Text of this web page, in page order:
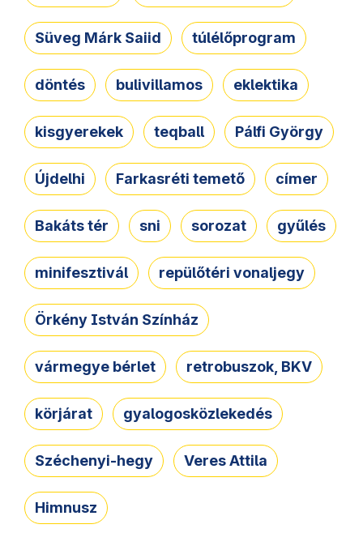
Süveg Márk Saiid túlélőprogram
döntés bulivillamos eklektika
kisgyerekek teqball Pálfi György
Újdelhi Farkasréti temető címer
Bakáts tér sni sorozat gyűlés
minifesztivál repülőtéri vonaljegy
Örkény István Színház
vármegye bérlet retrobuszok, BKV
körjárat gyalogosközlekedés
Széchenyi-hegy Veres Attila
Himnusz